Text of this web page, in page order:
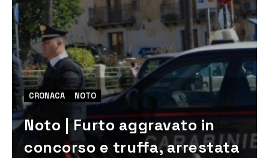
CRONACA NOTO
Noto | Furto aggravato in
concorso e truffa, arrestata